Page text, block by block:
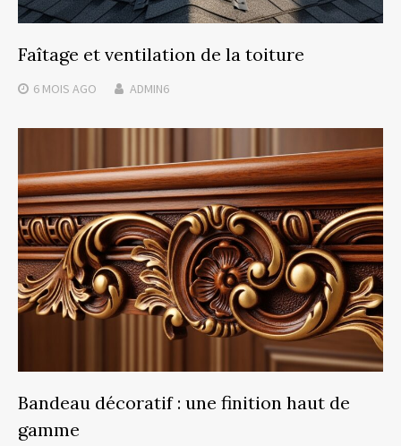
Faîtage et ventilation de la toiture
6 MOIS AGO ADMIN6
Bandeau décoratif : une finition haut de
gamme